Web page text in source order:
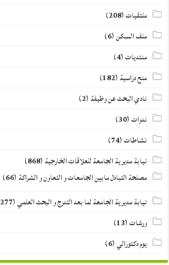
ملتقيات(208)
ملف السكن(6)
منتديات(4)
منح دراسية (182)
نادي البحث عن وظيفة (2)
ندوات(30)
نشاطات(74)
نيابة مديرية الجامعة للعلاقات الخارجية (868)
مصلحة التبادل مابين الجامعات و التعاون و الشراكة (66)
نيابة مديرية الجامعة لما بعد التدرج و البحث العلمي(277)
ورشات(13)
يوم دكتورالي(6)